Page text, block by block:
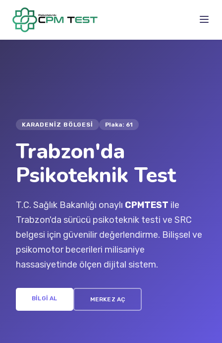
KARADENIZ BÖLGESI Plaka: 61
Trabzon'da
Psikoteknik Test
T.C. Sağlık Bakanlığı onaylı CPMTEST ile
Trabzon'da sürücü psikoteknik testi ve SRC
belgesi için güvenilir değerlendirme. Bilişsel ve
psikomotor becerileri milisaniye
hassasiyetinde ölçen dijital sistem.
BİLGİ AL MERKEZ AÇ